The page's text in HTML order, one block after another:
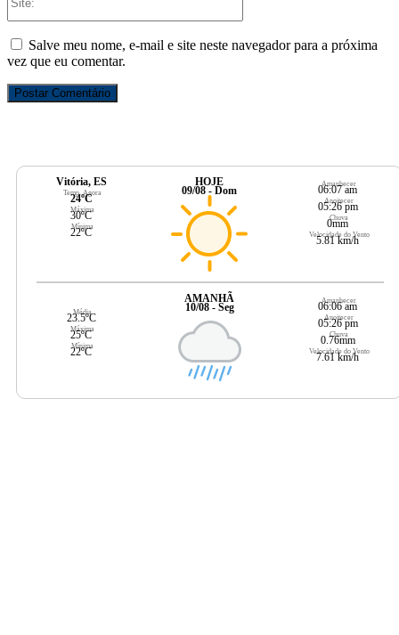
Salve meu nome, e-mail e site neste navegador para a próxima
vez que eu comentar.
Vitória, ES
Temp. Agora
24ºC
Máxima
30ºC
Mínima
22ºC
HOJE
09/08 - Dom
Amanhecer
06:07 am
Anoitecer
05:26 pm
Chuva
0mm
Velocidade do Vento
5.81 km/h
Média
23.5ºC
Máxima
25ºC
Mínima
22ºC
AMANHÃ
10/08 - Seg
Amanhecer
06:06 am
Anoitecer
05:26 pm
Chuva
0.76mm
Velocidade do Vento
7.61 km/h